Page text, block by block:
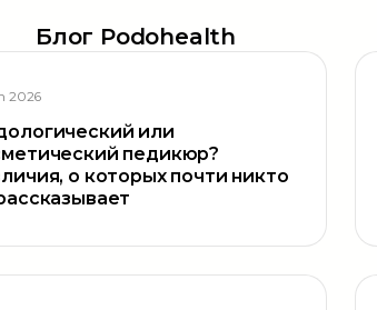
Блог Podohealth
2026
или
педикюр?
о которых почти никто